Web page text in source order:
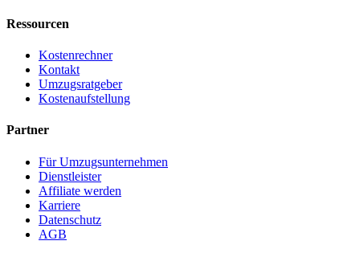
Ressourcen
Kostenrechner
Kontakt
Umzugsratgeber
Kostenaufstellung
Partner
Für Umzugsunternehmen
Dienstleister
Affiliate werden
Karriere
Datenschutz
AGB